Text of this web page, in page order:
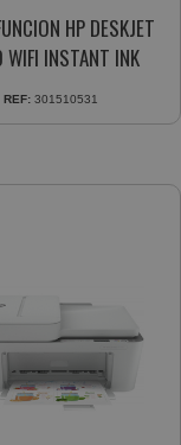
HP DESKJET
INSTANT INK
REF: 301510531